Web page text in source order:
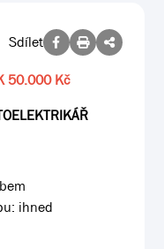
Sdílet
50.000 Kč
ihned